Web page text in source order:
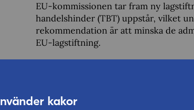
EU-kommissionen tar fram ny
handelshinder (TBT) uppstår, vilket
rekommendation är att minska de
EU-lagstiftning.
Kommerskollegium har i en rad
kan spela en betydligt större
kommissionen göra för att driva
kakor